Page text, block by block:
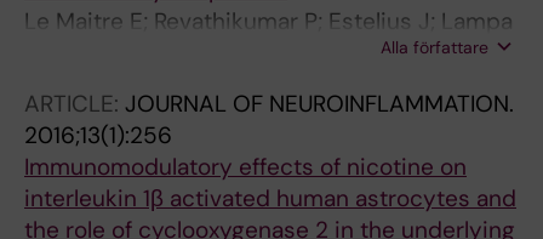
Le Maitre E; Revathikumar P; Estelius J; Lampa
Alla författare
ARTICLE: JOURNAL OF NEUROINFLAMMATION.
2016;13(1):256
Immunomodulatory effects of nicotine on
interleukin 1β activated human astrocytes and
the role of cyclooxygenase 2 in the underlying